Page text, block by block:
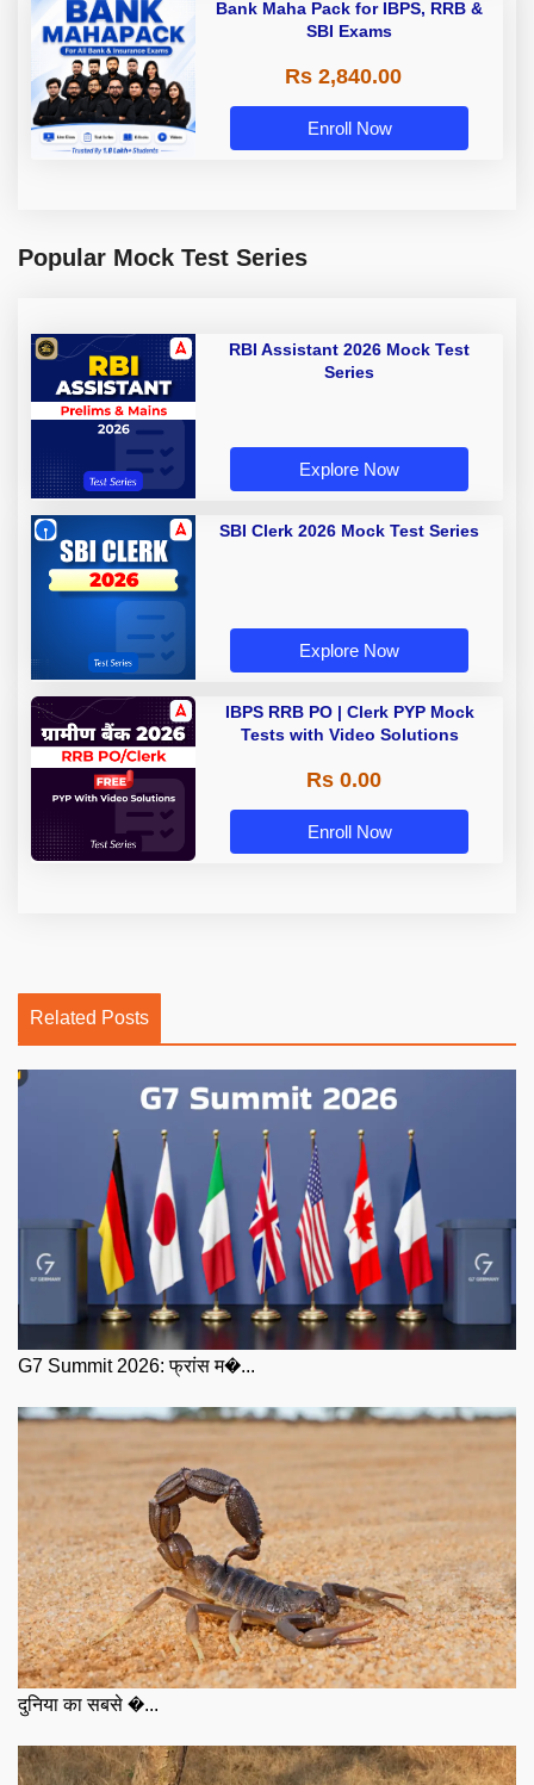
Bank Maha Pack for IBPS, RRB &
SBI Exams
Rs 2,840.00
Enroll Now
Popular Mock Test Series
RBI Assistant 2026 Mock Test
Series
Explore Now
SBI Clerk 2026 Mock Test Series
Explore Now
IBPS RRB PO | Clerk PYP Mock
Tests with Video Solutions
Rs 0.00
Enroll Now
Related Posts
G7 Summit 2026: फ्रांस म�...
दुनिया का सबसे �...